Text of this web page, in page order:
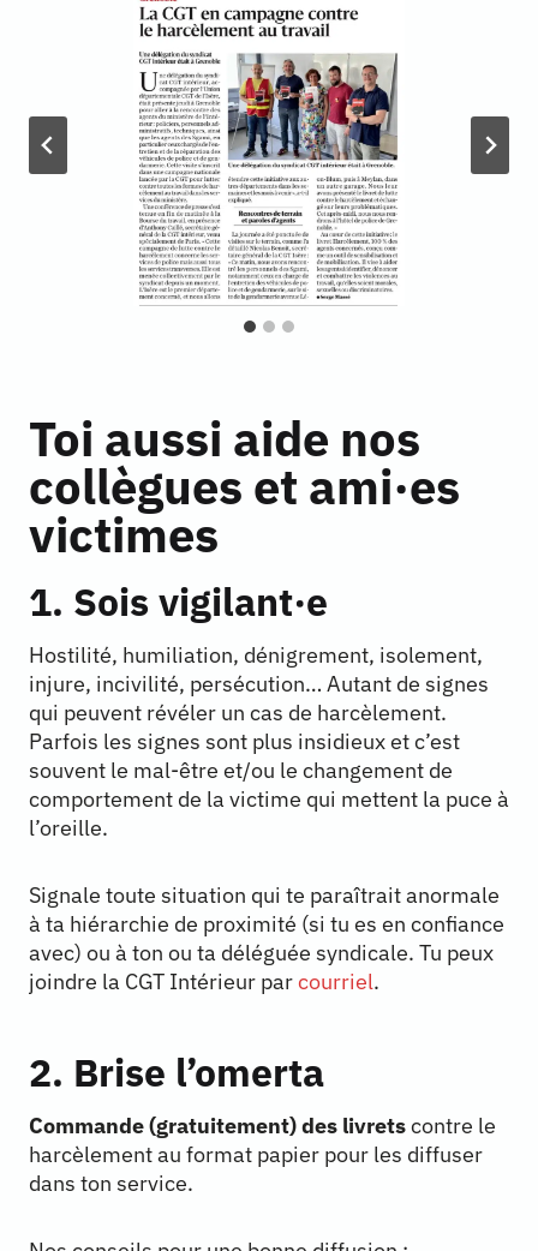
Toi aussi aide nos
collègues et ami·es
victimes
1. Sois vigilant·e
Hostilité, humiliation, dénigrement, isolement,
injure, incivilité, persécution… Autant de signes
qui peuvent révéler un cas de harcèlement.
Parfois les signes sont plus insidieux et c’est
souvent le mal-être et/ou le changement de
comportement de la victime qui mettent la puce à
l’oreille.
Signale toute situation qui te paraîtrait anormale
à ta hiérarchie de proximité (si tu es en confiance
avec) ou à ton ou ta déléguée syndicale. Tu peux
joindre la CGT Intérieur parcourriel.
2. Brise l’omerta
Commande (gratuitement) des livretscontre le
harcèlement au format papier pour les diffuser
dans ton service.